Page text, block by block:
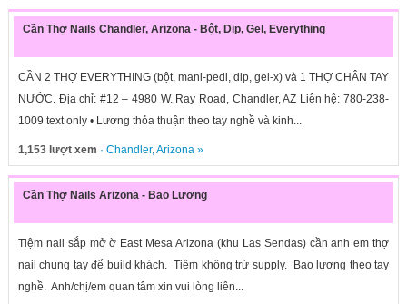
Cần Thợ Nails Chandler, Arizona - Bột, Dip, Gel, Everything
CẦN 2 THỢ EVERYTHING (bột, mani-pedi, dip, gel-x) và 1 THỢ CHÂN TAY
NƯỚC. Địa chỉ: #12 – 4980 W. Ray Road, Chandler, AZ Liên hệ: 780-238-
1009 text only • Lương thỏa thuận theo tay nghề và kinh...
1,153 lượt xem · Chandler,Arizona»
Cần Thợ Nails Arizona - Bao Lương
Tiệm nail sắp mở ờ East Mesa Arizona (khu Las Sendas) cần anh em thợ
nail chung tay để build khách. Tiệm không trừ supply. Bao lương theo tay
nghề. Anh/chị/em quan tâm xin vui lòng liên...